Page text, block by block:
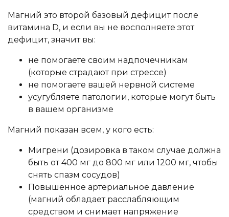
Магний это второй базовый дефицит после
витамина D, и если вы не восполняете этот
дефицит, значит вы:
не помогаете своим надпочечникам
(которые страдают при стрессе)
не помогаете вашей нервной системе
усугубляете патологии, которые могут быть
в вашем организме
Магний показан всем, у кого есть:
Мигрени (дозировка в таком случае должна
быть от 400 мг до 800 мг или 1200 мг, чтобы
снять спазм сосудов)
Повышенное артериальное давление
(магний обладает расслабляющим
средством и снимает напряжение